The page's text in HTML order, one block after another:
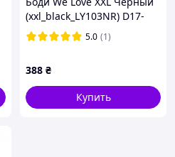
(xxl_black_LY103NR) D17-
2025
5.0 (1)
388 ₴
Купить